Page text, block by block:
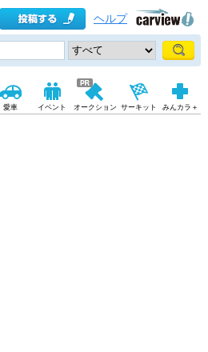
ヘルプ
愛車 イベント オークション サーキット みんカラ＋